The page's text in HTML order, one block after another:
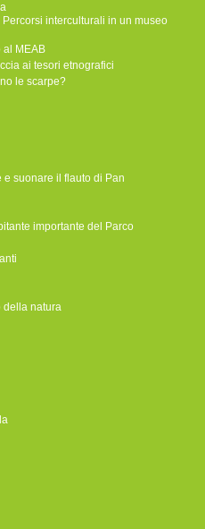
interculturali in un museo
al MEAB
ai tesori etnografici
le scarpe?
e suonare il flauto di Pan
importante del Parco
della natura